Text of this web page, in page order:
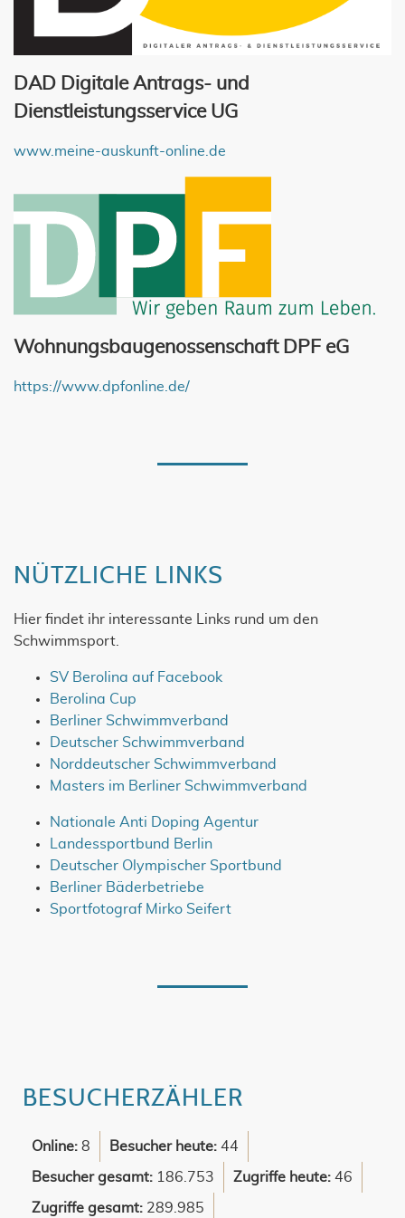
DAD Digitale Antrags- und
Dienstleistungsservice UG
www.meine-auskunft-online.de
Wohnungsbaugenossenschaft DPF eG
https://www.dpfonline.de/
NÜTZLICHE LINKS
Hier findet ihr interessante Links rund um den
Schwimmsport.
SV Berolina auf Facebook
Berolina Cup
Berliner Schwimmverband
Deutscher Schwimmverband
Norddeutscher Schwimmverband
Masters im Berliner Schwimmverband
Nationale Anti Doping Agentur
Landessportbund Berlin
Deutscher Olympischer Sportbund
Berliner Bäderbetriebe
Sportfotograf Mirko Seifert
BESUCHERZÄHLER
Online: 8 Besucher heute: 44
Besucher gesamt: 186.753 Zugriffe heute: 46
Zugriffe gesamt: 289.985